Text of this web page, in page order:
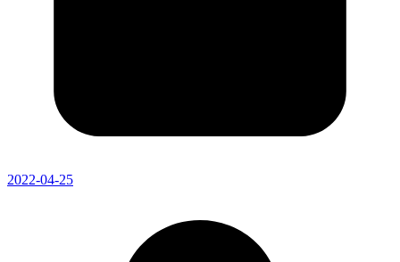
2022-04-25